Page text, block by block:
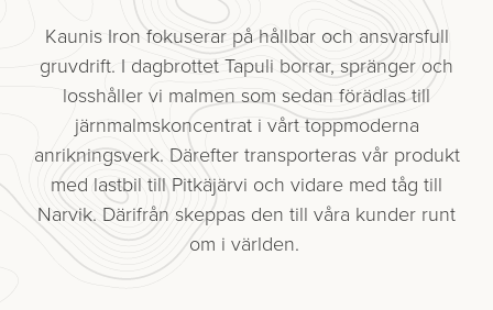
Kaunis Iron fokuserar på hållbar och ansvarsfull
gruvdrift. I dagbrottet Tapuli borrar, spränger och
losshåller vi malmen som sedan förädlas till
järnmalmskoncentrat i vårt toppmoderna
anrikningsverk. Därefter transporteras vår produkt
med lastbil till Pitkäjärvi och vidare med tåg till
Narvik. Därifrån skeppas ​den till våra kunder runt
om i världen.